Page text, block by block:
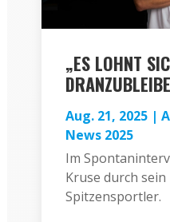
„ES LOHNT
Aug. 21, 2025|
News 2025
Im
Kruse durch sein
Spitzensportler.